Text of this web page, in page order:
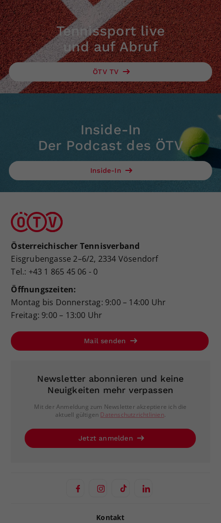
Tennissport live
und auf Abruf
ÖTV TV
Inside-In
Der Podcast des ÖTV
Inside-In
Österreichischer Tennisverband
Eisgrubengasse 2–6/2, 2334 Vösendorf
Tel.: +43 1 865 45 06 - 0
Öffnungszeiten:
Montag bis Donnerstag: 9:00 – 14:00 Uhr
Freitag: 9:00 – 13:00 Uhr
Mail senden
Newsletter abonnieren und keine
Neuigkeiten mehr verpassen
Mit der Anmeldung zum Newsletter akzeptiere ich die
aktuell gültigen Datenschutzrichtlinien.
Jetzt anmelden
Kontakt